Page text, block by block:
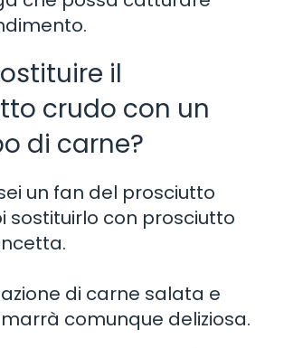
il
crudo con un
di carne?
un fan del prosciutto
sostituirlo con prosciutto
di carne salata e
comunque deliziosa.